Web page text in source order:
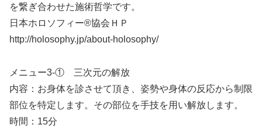
を繋ぎ合わせた施術哲学です。
日本ホロソフィー®協会ＨＰ
http://holosophy.jp/about-holosophy/
メニュー3-① 三次元の解放
内容：お身体を診させて頂き、姿勢や身体の反応から制限
部位を特定します。その部位を手技を用い解放します。
時間：15分